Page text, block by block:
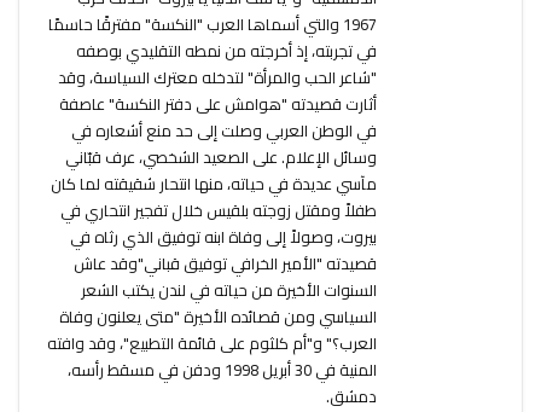
1967 والتي أسماها العرب "النكسة" مفترقًا حاسمًا
في تجربته، إذ أخرجته من نمطه التقليدي بوصفه
"شاعر الحب والمرأة" لتدخله معترك السياسة، وقد
أثارت قصيدته "هوامش على دفتر النكسة" عاصفة
في الوطن العربي وصلت إلى حد منع أشعاره في
وسائل الإعلام. على الصعيد الشخصي، عرف قبّاني
مآسي عديدة في حياته، منها انتحار شقيقته لما كان
طفلاً ومقتل زوجته بلقيس خلال تفجير انتحاري في
بيروت، وصولاً إلى وفاة ابنه توفيق الذي رثاه في
قصيدته "الأمير الخرافي توفيق قباني"وقد عاش
السنوات الأخيرة من حياته في لندن يكتب الشعر
السياسي ومن قصائده الأخيرة "متى يعلنون وفاة
العرب؟" و"أم كلثوم على قائمة التطبيع"، وقد وافته
المنية في 30 أبريل 1998 ودفن في مسقط رأسه،
دمشق.